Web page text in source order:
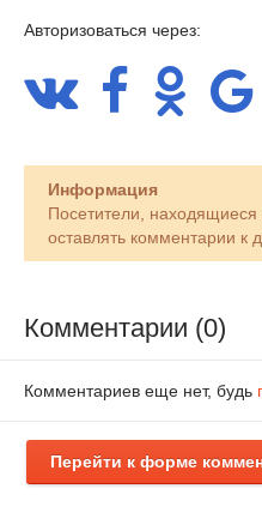
Авторизоваться через:
Информация
Посетители, находящиеся
оставлять комментарии к
Комментарии (0)
Комментариев еще нет, будь
Перейти к форме